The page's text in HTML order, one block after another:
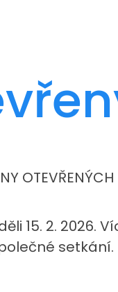
OTEVŘENÝCH
15. 2. 2026.
setkání.